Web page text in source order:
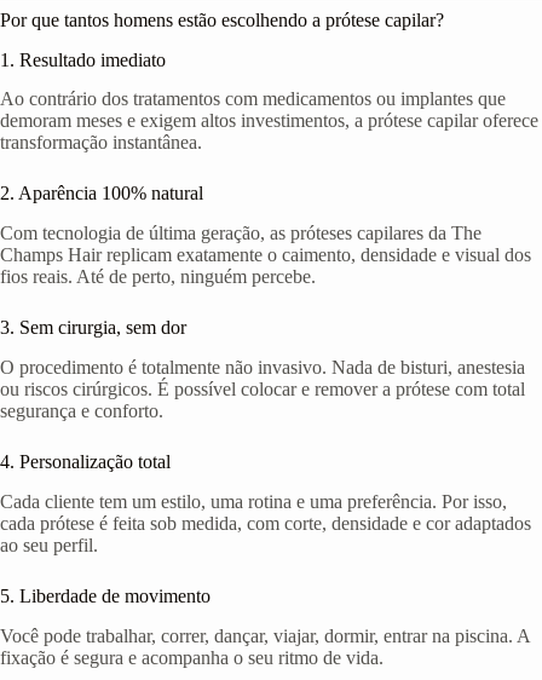
Por que tantos homens estão escolhendo a prótese capilar?
1. Resultado imediato
Ao contrário dos tratamentos com medicamentos ou implantes que
demoram meses e exigem altos investimentos, a prótese capilar oferece
transformação instantânea.
2. Aparência 100% natural
Com tecnologia de última geração, as próteses capilares da The
Champs Hair replicam exatamente o caimento, densidade e visual dos
fios reais. Até de perto, ninguém percebe.
3. Sem cirurgia, sem dor
O procedimento é totalmente não invasivo. Nada de bisturi, anestesia
ou riscos cirúrgicos. É possível colocar e remover a prótese com total
segurança e conforto.
4. Personalização total
Cada cliente tem um estilo, uma rotina e uma preferência. Por isso,
cada prótese é feita sob medida, com corte, densidade e cor adaptados
ao seu perfil.
5. Liberdade de movimento
Você pode trabalhar, correr, dançar, viajar, dormir, entrar na piscina. A
fixação é segura e acompanha o seu ritmo de vida.